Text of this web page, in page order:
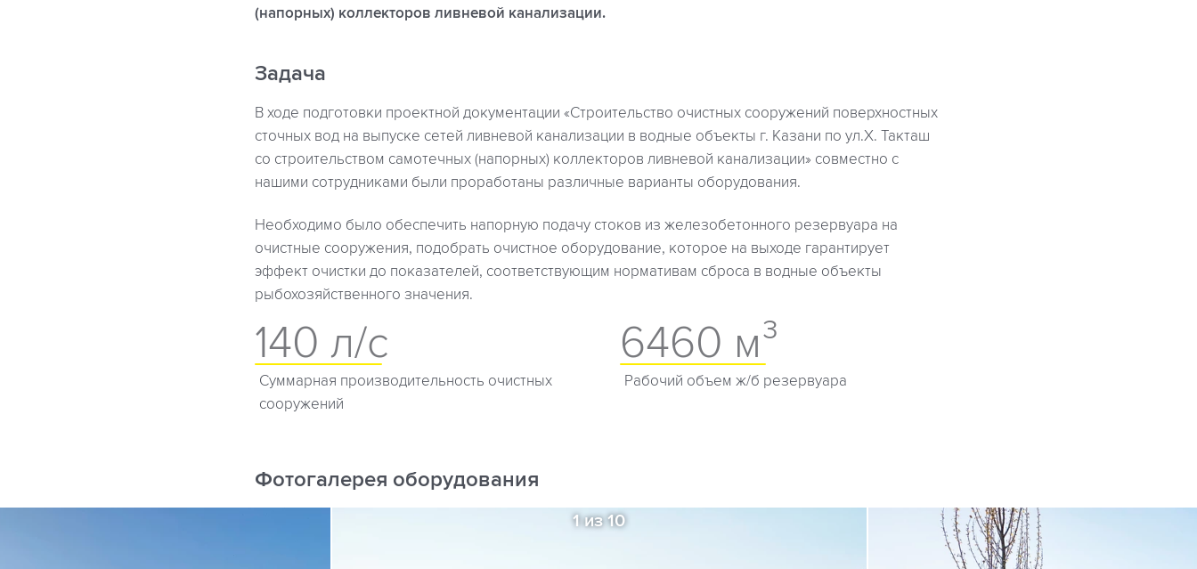
(напорных) коллекторов ливневой канализации.
Задача
В ходе подготовки проектной документации «Строительство очистных сооружений поверхностных
сточных вод на выпуске сетей ливневой канализации в водные объекты г. Казани по ул.Х. Такташ
со строительством самотечных (напорных) коллекторов ливневой канализации» совместно с
нашими сотрудниками были проработаны различные варианты оборудования.
Необходимо было обеспечить напорную подачу стоков из железобетонного резервуара на
очистные сооружения, подобрать очистное оборудование, которое на выходе гарантирует
эффект очистки до показателей, соответствующим нормативам сброса в водные объекты
рыбохозяйственного значения.
140 л/с
Суммарная производительность очистных
сооружений
6460 м³
Рабочий объем ж/б резервуара
Фотогалерея оборудования
1 из 10